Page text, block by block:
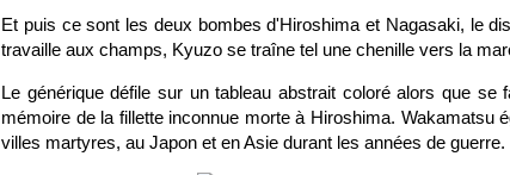
Et puis ce sont les deux bombes d'Hiroshima et Nagasaki, le
travaille aux champs, Kyuzo se traîne tel une chenille vers la
Le générique défile sur un tableau abstrait coloré alors que se
mémoire de la fillette inconnue morte à Hiroshima. Wakamatsu
villes martyres, au Japon et en Asie durant les années de guerre.